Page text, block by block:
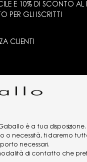
E 10% DI SCONTO AL
PER GLI ISCRITTI
CLIENTI
Gaballo è a tua disposizione.
o necessità, ti daremo
necessari.
di contatto che